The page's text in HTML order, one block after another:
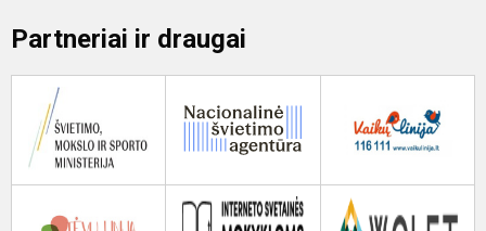
Partneriai ir draugai